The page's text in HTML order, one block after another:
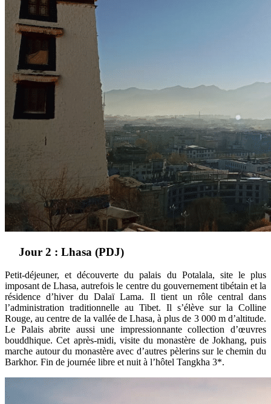
Jour 2 : Lhasa (PDJ)
Petit-déjeuner, et découverte du palais du Potalala, site le plus
imposant de Lhasa, autrefois le centre du gouvernement tibétain et la
résidence d’hiver du Dalaï Lama. Il tient un rôle central dans
l’administration traditionnelle au Tibet. Il s’élève sur la Colline
Rouge, au centre de la vallée de Lhasa, à plus de 3 000 m d’altitude.
Le Palais abrite aussi une impressionnante collection d’œuvres
bouddhique. Cet après-midi, visite du monastère de Jokhang, puis
marche autour du monastère avec d’autres pèlerins sur le chemin du
Barkhor. Fin de journée libre et nuit à l’hôtel Tangkha 3*.